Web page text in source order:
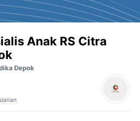
Anak RS Citra
Depok